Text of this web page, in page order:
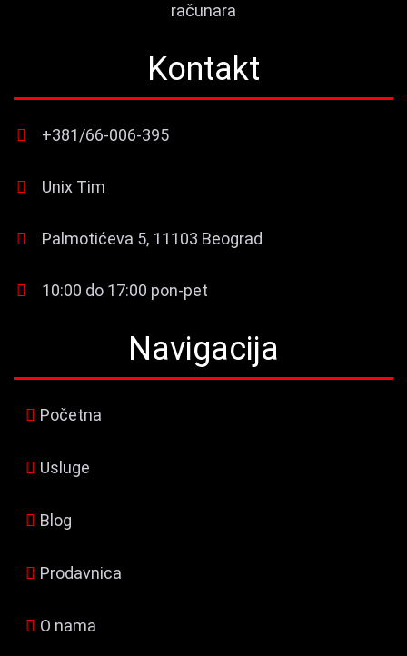
računara
Kontakt
+381/66-006-395
Unix Tim
Palmotićeva 5, 11103 Beograd
10:00 do 17:00 pon-pet
Navigacija
Početna
Usluge
Blog
Prodavnica
O nama